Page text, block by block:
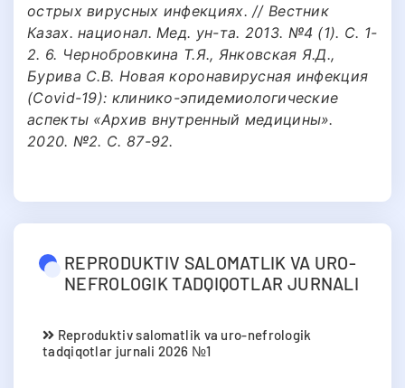
острых вирусных инфекциях. // Вестник
Казах. национал. Мед. ун-та. 2013. №4 (1). С. 1-
2. 6. Чернобровкина Т.Я., Янковская Я.Д.,
Бурива С.В. Новая коронавирусная инфекция
(Covid-19): клинико-эпидемиологические
аспекты «Архив внутренный медицины».
2020. №2. С. 87-92.
REPRODUKTIV SALOMATLIK VA URO-
NEFROLOGIK TADQIQOTLAR JURNALI
Reproduktiv salomatlik va uro-nefrologik
tadqiqotlar jurnali 2026 №1